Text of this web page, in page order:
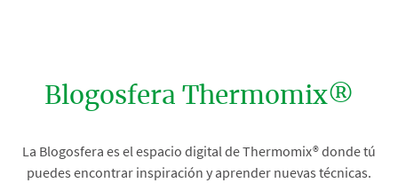
Blogosfera Thermomix®
La Blogosfera es el espacio digital de Thermomix® donde tú
puedes encontrar inspiración y aprender nuevas técnicas.